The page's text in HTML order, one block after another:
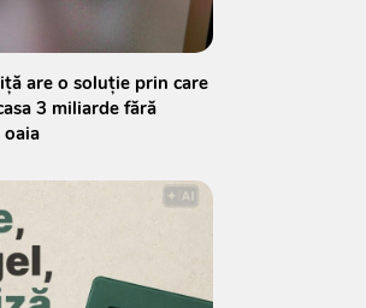
are o soluție prin care
3 miliarde fără